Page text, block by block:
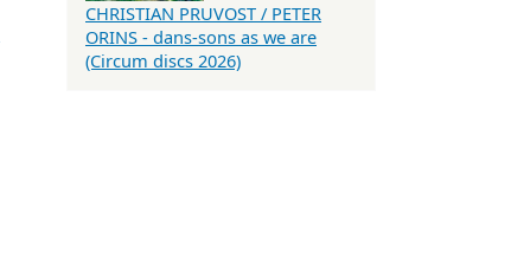
CHRISTIAN PRUVOST / PETER
ORINS - dans-sons as we are
(Circum discs 2026)